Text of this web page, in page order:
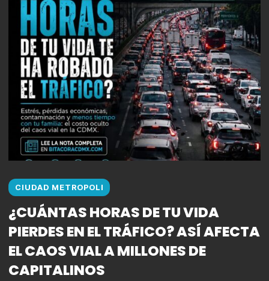
CIUDAD METROPOLI
¿CUÁNTAS HORAS DE TU VIDA
PIERDES EN EL TRÁFICO? ASÍ AFECTA
EL CAOS VIAL A MILLONES DE
CAPITALINOS